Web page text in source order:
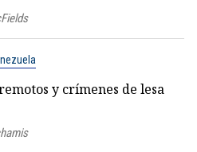
y crímenes de lesa